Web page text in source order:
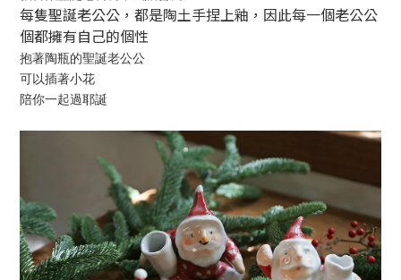
每隻聖誕老公公，都是陶土手捏上釉，因此每一個老公公
個都擁有自己的個性
抱著陶瓶的聖誕老公公
可以插著小花
陪你一起過耶誕